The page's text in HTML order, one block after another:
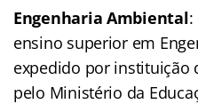
Engenharia Ambiental:
ensino superior em
expedido por instituição
pelo Ministério da